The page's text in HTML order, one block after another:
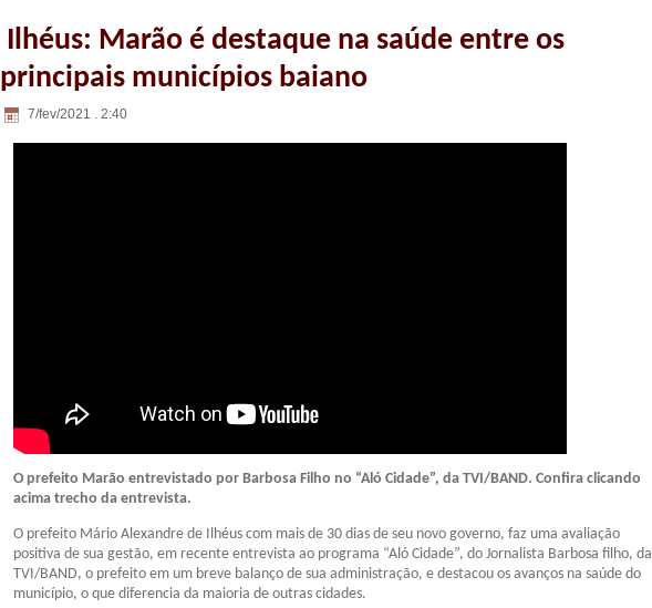
Ilhéus: Marão é destaque na saúde entre os
principais municípios baiano
7/fev/2021 . 2:40
O prefeito Marão entrevistado por Barbosa Filho no “Aló Cidade”, da TVI/BAND. Confira clicando
acima trecho da entrevista.
O prefeito Mário Alexandre de Ilhéus com mais de 30 dias de seu novo governo, faz uma avaliação
positiva de sua gestão, em recente entrevista ao programa “Aló Cidade”, do Jornalista Barbosa filho, da
TVI/BAND, o prefeito em um breve balanço de sua administração, e destacou os avanços na saúde do
município, o que diferencia da maioria de outras cidades.